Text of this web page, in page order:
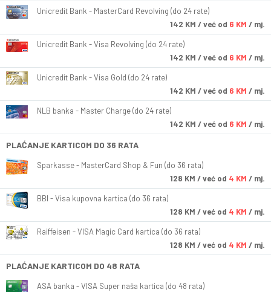
Unicredit Bank - MasterCard Revolving (do 24 rate)
142 KM / već od 6 KM / mj.
Unicredit Bank - Visa Revolving (do 24 rate)
142 KM / već od 6 KM / mj.
Unicredit Bank - Visa Gold (do 24 rate)
142 KM / već od 6 KM / mj.
NLB banka - Master Charge (do 24 rate)
142 KM / već od 6 KM / mj.
PLAĆANJE KARTICOM DO 36 RATA
Sparkasse - MasterCard Shop & Fun (do 36 rata)
128 KM / već od 4 KM / mj.
BBI - Visa kupovna kartica (do 36 rata)
128 KM / već od 4 KM / mj.
Raiffeisen - VISA Magic Card kartica (do 36 rata)
128 KM / već od 4 KM / mj.
PLAĆANJE KARTICOM DO 48 RATA
ASA banka - VISA Super naša kartica (do 48 rata)